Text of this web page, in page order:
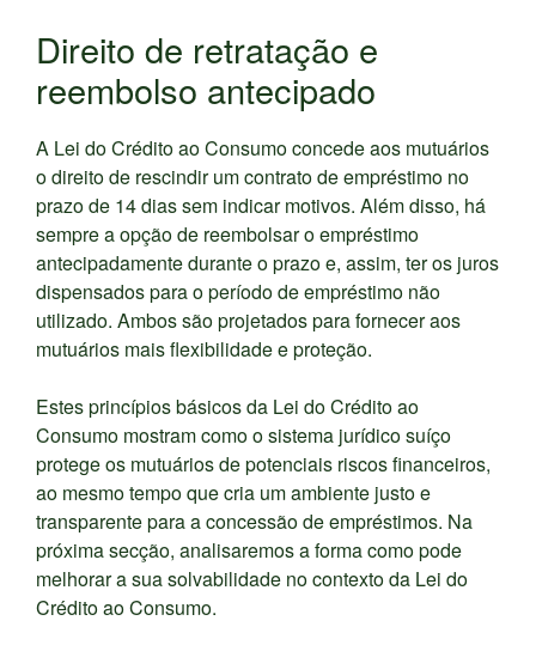
Direito de retratação e
reembolso antecipado
A Lei do Crédito ao Consumo concede aos mutuários
o direito de rescindir um contrato de empréstimo no
prazo de 14 dias sem indicar motivos. Além disso, há
sempre a opção de reembolsar o empréstimo
antecipadamente durante o prazo e, assim, ter os juros
dispensados para o período de empréstimo não
utilizado. Ambos são projetados para fornecer aos
mutuários mais flexibilidade e proteção.
Estes princípios básicos da Lei do Crédito ao
Consumo mostram como o sistema jurídico suíço
protege os mutuários de potenciais riscos financeiros,
ao mesmo tempo que cria um ambiente justo e
transparente para a concessão de empréstimos. Na
próxima secção, analisaremos a forma como pode
melhorar a sua solvabilidade no contexto da Lei do
Crédito ao Consumo.